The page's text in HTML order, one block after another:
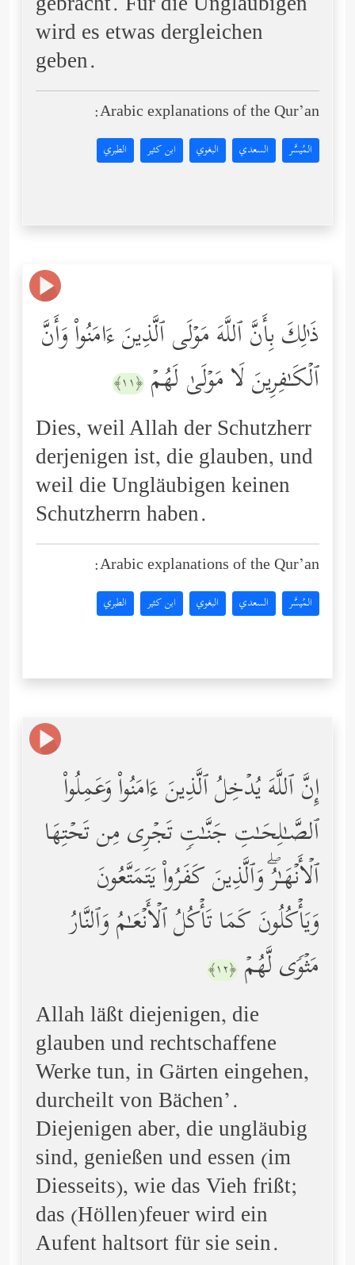
wird es etwas dergleichen
geben.
Arabic explanations of the Qur’an:
المُيسَّر السعدي البغوي ابن كثير الطبري
ذَ ٰ⁠لِكَ بِأَنَّ ٱللَّهَ مَوۡلَى ٱلَّذِینَ ءَامَنُواْ وَأَنَّ
ٱلۡكَـٰفِرِینَ لَا مَوۡلَىٰ لَهُمۡ ﴿١١﴾
Dies, weil Allah der Schutzherr
derjenigen ist, die glauben, und
weil die Ungläubigen keinen
Schutzherrn haben.
Arabic explanations of the Qur’an:
المُيسَّر السعدي البغوي ابن كثير الطبري
إِنَّ ٱللَّهَ یُدۡخِلُ ٱلَّذِینَ ءَامَنُواْ وَعَمِلُواْ
ٱلصَّـٰلِحَـٰتِ جَنَّـٰتࣲ تَجۡرِی مِن تَحۡتِهَا
ٱلۡأَنۡهَـٰرُۖ وَٱلَّذِینَ كَفَرُواْ یَتَمَتَّعُونَ
وَیَأۡكُلُونَ كَمَا تَأۡكُلُ ٱلۡأَنۡعَـٰمُ وَٱلنَّارُ
مَثۡوࣰى لَّهُمۡ ﴿١٢﴾
Allah läßt diejenigen, die
glauben und rechtschaffene
Werke tun, in Gärten eingehen,
durcheilt von Bächen’.
Diejenigen aber, die ungläubig
sind, genießen und essen (im
Diesseits), wie das Vieh frißt;
das (Höllen)feuer wird ein
Aufent haltsort für sie sein.